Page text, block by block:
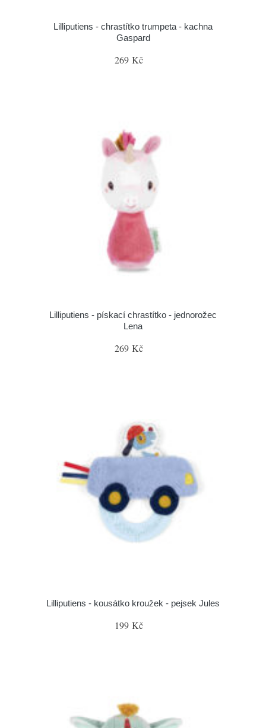
Lilliputiens - chrastítko trumpeta - kachna
Gaspard
269 Kč
Lilliputiens - pískací chrastítko - jednorožec
Lena
269 Kč
Lilliputiens - kousátko kroužek - pejsek Jules
199 Kč